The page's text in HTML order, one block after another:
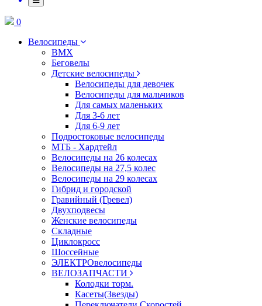
0
Велосипеды
BMX
Беговелы
Детские велосипеды
Велосипеды для девочек
Велосипеды для мальчиков
Для самых маленьких
Для 3-6 лет
Для 6-9 лет
Подростоковые велосипеды
МТБ - Хардтейл
Велосипеды на 26 колесах
Велосипеды на 27,5 колес
Велосипеды на 29 колесах
Гибрид и городской
Гравийный (Гревел)
Двухподвесы
Женские велосипеды
Складные
Циклокросс
Шоссейные
ЭЛЕКТРОвелосипеды
ВЕЛОЗАПЧАСТИ
Колодки торм.
Касеты(Звезды)